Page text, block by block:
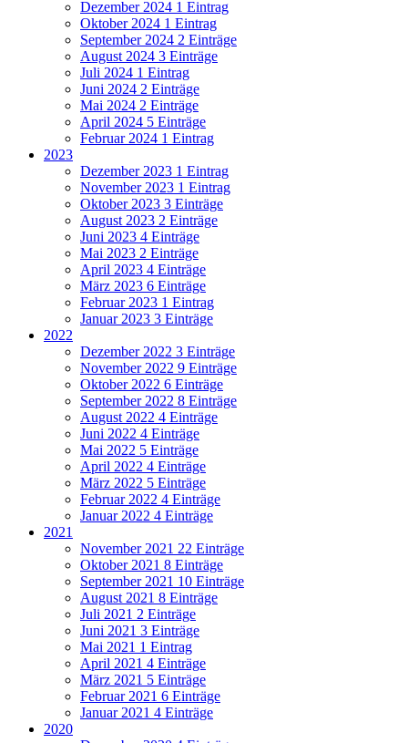
Dezember 2024 1 Eintrag
Oktober 2024 1 Eintrag
September 2024 2 Einträge
August 2024 3 Einträge
Juli 2024 1 Eintrag
Juni 2024 2 Einträge
Mai 2024 2 Einträge
April 2024 5 Einträge
Februar 2024 1 Eintrag
2023
Dezember 2023 1 Eintrag
November 2023 1 Eintrag
Oktober 2023 3 Einträge
August 2023 2 Einträge
Juni 2023 4 Einträge
Mai 2023 2 Einträge
April 2023 4 Einträge
März 2023 6 Einträge
Februar 2023 1 Eintrag
Januar 2023 3 Einträge
2022
Dezember 2022 3 Einträge
November 2022 9 Einträge
Oktober 2022 6 Einträge
September 2022 8 Einträge
August 2022 4 Einträge
Juni 2022 4 Einträge
Mai 2022 5 Einträge
April 2022 4 Einträge
März 2022 5 Einträge
Februar 2022 4 Einträge
Januar 2022 4 Einträge
2021
November 2021 22 Einträge
Oktober 2021 8 Einträge
September 2021 10 Einträge
August 2021 8 Einträge
Juli 2021 2 Einträge
Juni 2021 3 Einträge
Mai 2021 1 Eintrag
April 2021 4 Einträge
März 2021 5 Einträge
Februar 2021 6 Einträge
Januar 2021 4 Einträge
2020